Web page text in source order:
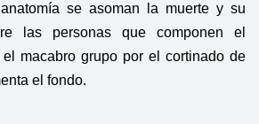
se asoman la muerte y su
las personas que componen el
macabro grupo por el cortinado de
el fondo.